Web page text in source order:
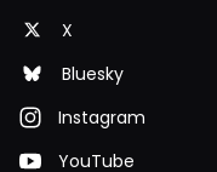
X
Bluesky
Instagram
YouTube